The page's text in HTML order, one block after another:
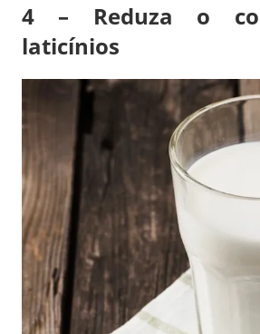
4 – Reduza o
laticínios